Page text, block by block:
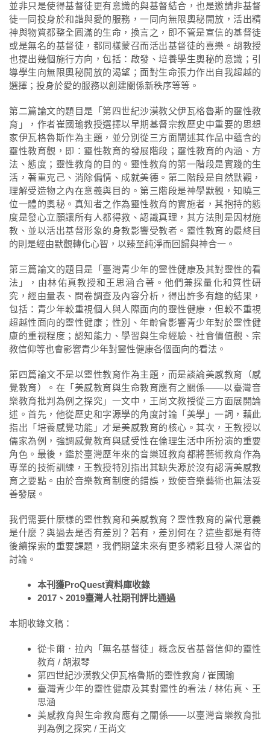
並非只是使得基督徒更有意識的與基督結合，也是邀請非基督
徒一同投身於和諧與愛的服務，一同向無限奧秘開放，活出精
神與物質都整全圓滿的生命，換言之，即不管是宣信的基督徒
或是無名的基督徒，都同樣蒙召而活出基督徒的喜樂。胡教授
也提出幾個施行方向，包括：啟發、培養學生奧秘的意識；引
導學生向無限奧秘開放的渴望；面對生命張力作出自我超越的
選擇；投身於愛的服務以創建關係新秩序等等。
第二篇論文的題目是「第四世紀沙漠教父伊瓦格魯斯的靈性教
育」，作者崔國瑜教授選擇以早期基督宗教歷史中重要的思想
家伊瓦格魯斯作為主題，並分別從三方面闡述其作品中蘊含的
靈性教育觀，即：靈性教育的發展階段；靈性教育的內涵、方
法、態度；靈性教育的目的。靈性教育的第一階段是實踐的生
活，著重克己、消除偏情、成就美德。第二階段是自然默觀，
理解受造物之內在意義與目的。第三階段是神學默觀，知曉三
位一體的奧秘。真知者之作為靈性教育的實施者，其抱持的態
度是發心立願讓所有人都得救、認識真理，其方法則是因材施
教、並以活出基督形象的身教影響受教者。靈性教育的最終目
的則是經由默觀轉化心智，以臻至純淨而回歸與神合一。
第三篇論文的題目是「臺灣青少年的靈性健康及其對靈性的看
法」，由林佑真教授和王思涵合著。他們兼採量化和質性研
究，經由量表、問卷調查及內容分析，得出許多有趣的結果，
包括：青少年較重視個人與人際面向的靈性健康，但較不重視
超越性面向的靈性健康；性別、年齡會影響青少年對於靈性健
康的重視程度；認知能力、學習與生命經驗、社會價值觀、宗
教信仰等也會影響青少年對靈性健康各個面向的看法。
第四篇論文不是以靈性教育作為主題，而是談論美感教育（感
覺教育）。在「美感教育與生命教育應有之關係——以臺灣音
樂教育批判為例之探究」一文中，王尚文教授從三方面展開論
述。首先，他從歷史和字源學的角度討論「美學」一詞，藉此
指出「培養感覺功能」才是美感教育的核心。其次，王教授以
儒家為例，強調感覺教育與感受性在倫理生活中所扮演的重要
角色。最後，鑑於臺灣歷年來的音樂班教育都將藝術教育作為
專業的技術訓練，王教授特別指出其缺失源於沒有認清美感教
育之要點。由於音樂教育制度的錯誤，致使音樂藝術也無法妥
善發展。
我們需要什麼樣的靈性教育和美感教育？靈性教育的當代意義
是什麼？與過去是否有差別？若有，差別何在？這些都是有待
後續探索的重要課題，我們期望未來有更多精彩且發人深省的
討論。
本刊獲ProQuest資料庫收錄
2017、2019臺灣人社期刊評比通過
本期收錄文稿：
從卡爾．拉內「無名基督徒」概念反省基督信仰的靈性
教育 / 胡淑琴
第四世紀沙漠教父伊瓦格魯斯的靈性教育 / 崔國瑜
臺灣青少年的靈性健康及其對靈性的看法 / 林佑真、王
思涵
美感教育與生命教育應有之關係——以臺灣音樂教育批
判為例之探究 / 王尚文